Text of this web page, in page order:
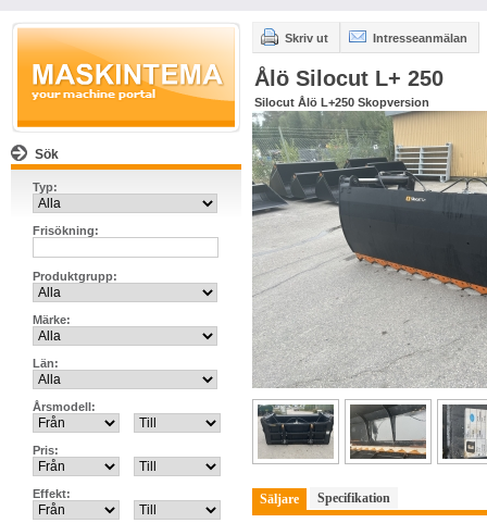
Sök
Typ:
Frisökning:
Produktgrupp:
Märke:
Län:
Årsmodell:
Pris:
Effekt:
Skriv ut Intresseanmälan
Ålö Silocut L+ 250
Silocut Ålö L+250 Skopversion
Säljare Specifikation